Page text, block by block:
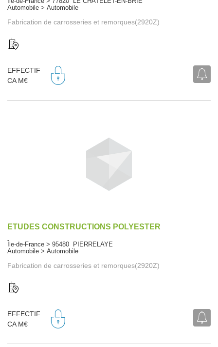
Automobile > Automobile
Fabrication de carrosseries et remorques(2920Z)
EFFECTIF
CA M€
ETUDES CONSTRUCTIONS POLYESTER
Île-de-France > 95480 PIERRELAYE
Automobile > Automobile
Fabrication de carrosseries et remorques(2920Z)
EFFECTIF
CA M€